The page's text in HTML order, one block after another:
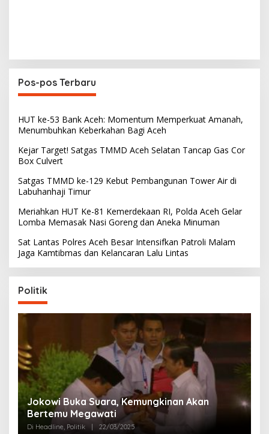
Pos-pos Terbaru
HUT ke-53 Bank Aceh: Momentum Memperkuat Amanah,
Menumbuhkan Keberkahan Bagi Aceh
Kejar Target! Satgas TMMD Aceh Selatan Tancap Gas Cor
Box Culvert
Satgas TMMD ke-129 Kebut Pembangunan Tower Air di
Labuhanhaji Timur
Meriahkan HUT Ke-81 Kemerdekaan RI, Polda Aceh Gelar
Lomba Memasak Nasi Goreng dan Aneka Minuman
Sat Lantas Polres Aceh Besar Intensifkan Patroli Malam
Jaga Kamtibmas dan Kelancaran Lalu Lintas
Politik
Partai Perjuangan Aceh Bangun Peran
Perempuan di Parlemen Aceh
Di Politik | 12/03/2025